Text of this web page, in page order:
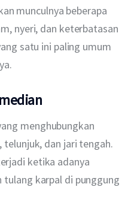
munculnya beberapa
nyeri, dan keterbatasan
satu ini paling umum
menghubungkan
telunjuk, dan jari tengah.
ketika adanya
tulang karpal di punggung